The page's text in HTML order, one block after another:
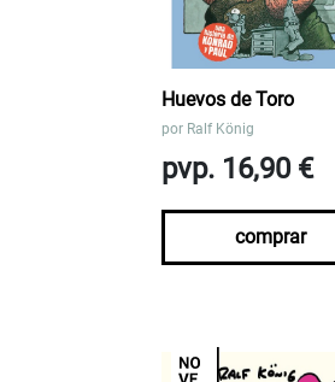
Huevos de Toro
por Ralf König
pvp. 16,90 €
comprar